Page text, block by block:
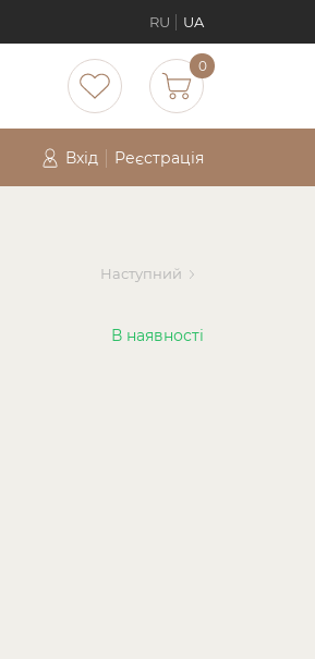
RU UA
0
Вхід Реєстрація
Наступний
В наявності